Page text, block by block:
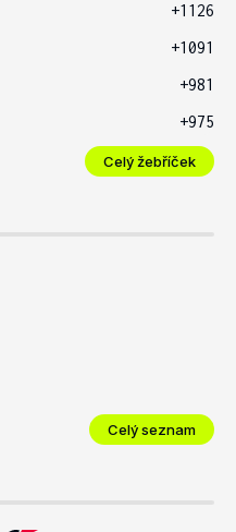
+1126
+1091
+981
+975
Celý žebříček
Celý seznam